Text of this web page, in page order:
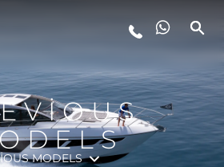
YENILIK
ŞİRKET
MODELS